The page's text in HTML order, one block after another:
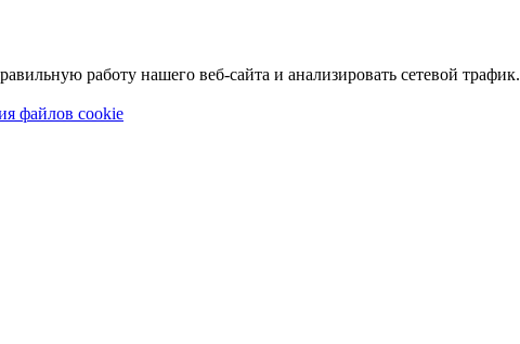
работу нашего веб-сайта и анализировать сетевой трафик.
файлов cookie